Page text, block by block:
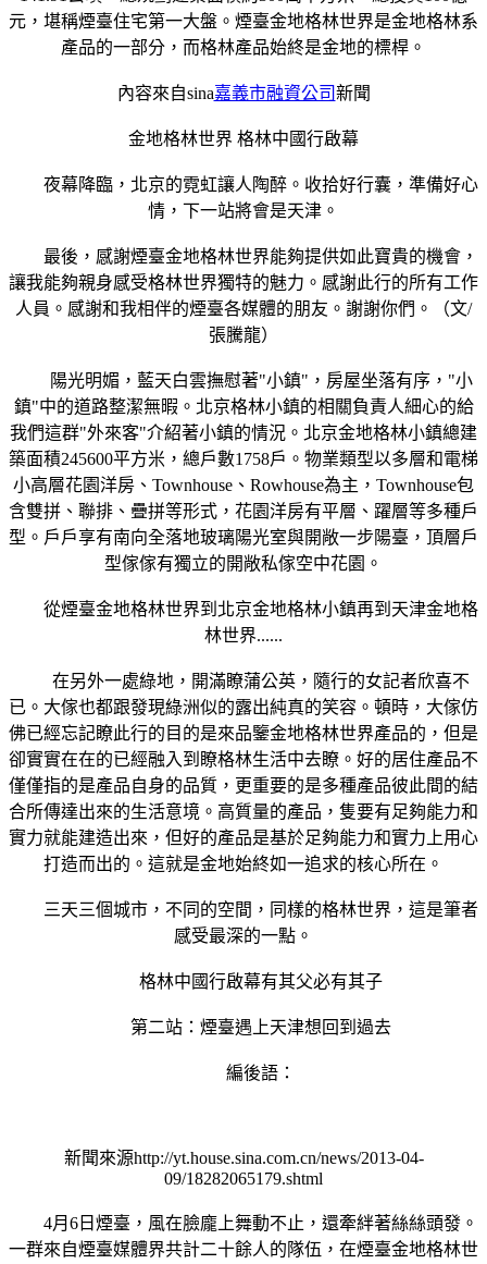
元，堪稱煙臺住宅第一大盤。煙臺金地格林世界是金地格林系
產品的一部分，而格林產品始終是金地的標桿。
內容來自sina嘉義市融資公司新聞
金地格林世界 格林中國行啟幕
夜幕降臨，北京的霓虹讓人陶醉。收拾好行囊，準備好心
情，下一站將會是天津。
最後，感謝煙臺金地格林世界能夠提供如此寶貴的機會，
讓我能夠親身感受格林世界獨特的魅力。感謝此行的所有工作
人員。感謝和我相伴的煙臺各媒體的朋友。謝謝你們。（文/
張騰龍）
陽光明媚，藍天白雲撫慰著"小鎮"，房屋坐落有序，"小
鎮"中的道路整潔無暇。北京格林小鎮的相關負責人細心的給
我們這群"外來客"介紹著小鎮的情況。北京金地格林小鎮總建
築面積245600平方米，總戶數1758戶。物業類型以多層和電梯
小高層花園洋房、Townhouse、Rowhouse為主，Townhouse包
含雙拼、聯排、疊拼等形式，花園洋房有平層、躍層等多種戶
型。戶戶享有南向全落地玻璃陽光室與開敞一步陽臺，頂層戶
型傢傢有獨立的開敞私傢空中花園。
從煙臺金地格林世界到北京金地格林小鎮再到天津金地格
林世界......
在另外一處綠地，開滿瞭蒲公英，隨行的女記者欣喜不
已。大傢也都跟發現綠洲似的露出純真的笑容。頓時，大傢仿
佛已經忘記瞭此行的目的是來品鑒金地格林世界產品的，但是
卻實實在在的已經融入到瞭格林生活中去瞭。好的居住產品不
僅僅指的是產品自身的品質，更重要的是多種產品彼此間的結
合所傳達出來的生活意境。高質量的產品，隻要有足夠能力和
實力就能建造出來，但好的產品是基於足夠能力和實力上用心
打造而出的。這就是金地始終如一追求的核心所在。
三天三個城市，不同的空間，同樣的格林世界，這是筆者
感受最深的一點。
格林中國行啟幕有其父必有其子
第二站：煙臺遇上天津想回到過去
編後語：
新聞來源http://yt.house.sina.com.cn/news/2013-04-
09/18282065179.shtml
4月6日煙臺，風在臉龐上舞動不止，還牽絆著絲絲頭發。
一群來自煙臺媒體界共計二十餘人的隊伍，在煙臺金地格林世